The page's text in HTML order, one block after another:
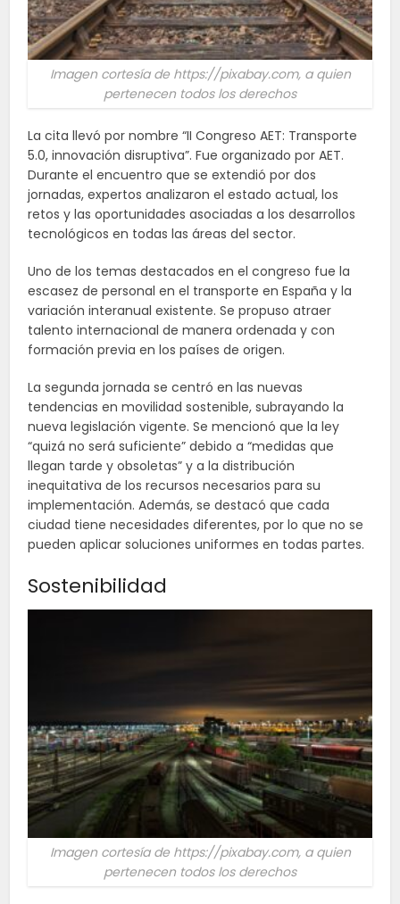
Imagen cortesía de https://pixabay.com, a quien
pertenecen todos los derechos
La cita llevó por nombre “II Congreso AET: Transporte
5.0, innovación disruptiva”. Fue organizado por AET.
Durante el encuentro que se extendió por dos
jornadas, expertos analizaron el estado actual, los
retos y las oportunidades asociadas a los desarrollos
tecnológicos en todas las áreas del sector.
Uno de los temas destacados en el congreso fue la
escasez de personal en el transporte en España y la
variación interanual existente. Se propuso atraer
talento internacional de manera ordenada y con
formación previa en los países de origen.
La segunda jornada se centró en las nuevas
tendencias en movilidad sostenible, subrayando la
nueva legislación vigente. Se mencionó que la ley
“quizá no será suficiente” debido a “medidas que
llegan tarde y obsoletas” y a la distribución
inequitativa de los recursos necesarios para su
implementación. Además, se destacó que cada
ciudad tiene necesidades diferentes, por lo que no se
pueden aplicar soluciones uniformes en todas partes.
Sostenibilidad
Imagen cortesía de https://pixabay.com, a quien
pertenecen todos los derechos